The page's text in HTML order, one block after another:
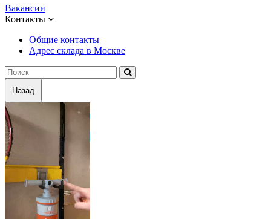
Вакансии
Контакты
Общие контакты
Адрес склада в Москве
Назад